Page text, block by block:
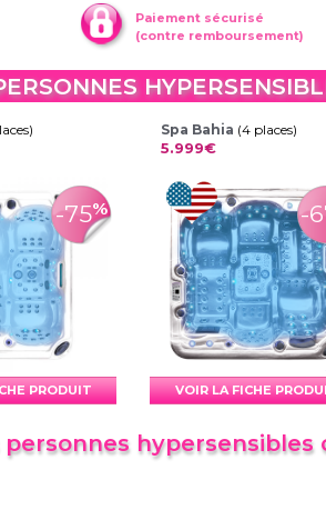
Paiement sécurisé
(contre remboursement)
-75%
PRODUIT
Spa Bahia (4 places)
5.999€
-
VOIR LA FICHE
hypersensibles